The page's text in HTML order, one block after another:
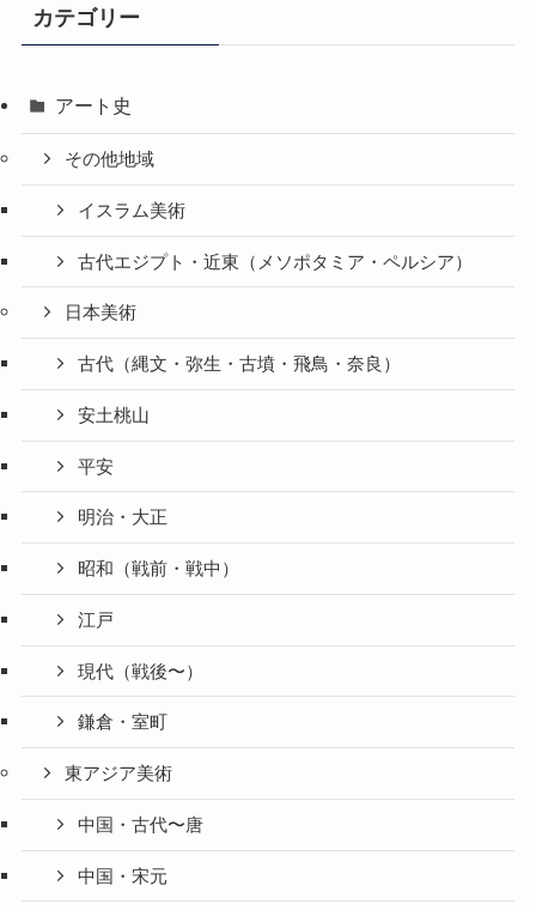
カテゴリー
アート史
その他地域
イスラム美術
古代エジプト・近東（メソポタミア・ペルシア）
日本美術
古代（縄文・弥生・古墳・飛鳥・奈良）
安土桃山
平安
明治・大正
昭和（戦前・戦中）
江戸
現代（戦後〜）
鎌倉・室町
東アジア美術
中国・古代〜唐
中国・宋元